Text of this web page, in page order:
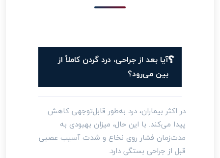
آیا بعد از جراحی، درد گردن کاملاً از
بین می‌رود؟
در اکثر بیماران، درد به‌طور قابل‌توجهی کاهش
پیدا می‌کند. با این حال، میزان بهبودی به
مدت‌زمان فشار روی نخاع و شدت آسیب عصبی
قبل از جراحی بستگی دارد.